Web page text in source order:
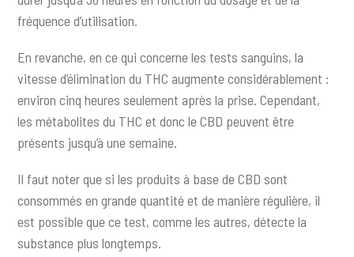
fréquence d’utilisation.
En revanche, en ce qui concerne les tests sanguins, la
vitesse d’élimination du THC augmente considérablement :
environ cinq heures seulement après la prise. Cependant,
les métabolites du THC et donc le CBD peuvent être
présents jusqu’à une semaine.
Il faut noter que si les produits à base de CBD sont
consommés en grande quantité et de manière régulière, il
est possible que ce test, comme les autres, détecte la
substance plus longtemps.